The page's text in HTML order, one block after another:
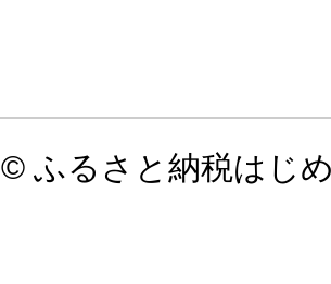
© ふるさと納税はじ